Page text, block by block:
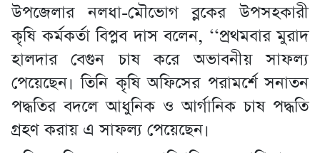
উপজেলার নলধা-মৌভোগ ব্লকের উপসহকারী
কৃষি কর্মকর্তা বিপ্লব দাস বলেন, ‘‘প্রথমবার মুরাদ
হালদার বেগুন চাষ করে অভাবনীয় সাফল্য
পেয়েছেন। তিনি কৃষি অফিসের পরামর্শে সনাতন
পদ্ধতির বদলে আধুনিক ও আর্গানিক চাষ পদ্ধতি
গ্রহণ করায় এ সাফল্য পেয়েছেন।